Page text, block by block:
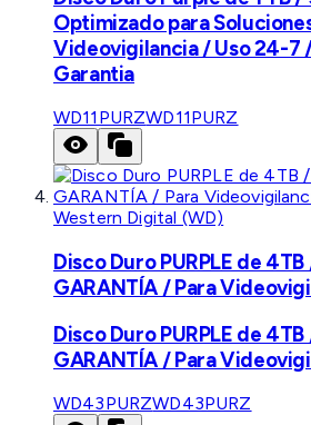
Optimizado para
Videovigilancia / Uso 24-7
Garantia
WD11PURZWD11PURZ
Western Digital (WD)
Disco Duro PURPLE de 4TB
GARANTÍA / Para
Disco Duro PURPLE de 4TB
GARANTÍA / Para
WD43PURZWD43PURZ